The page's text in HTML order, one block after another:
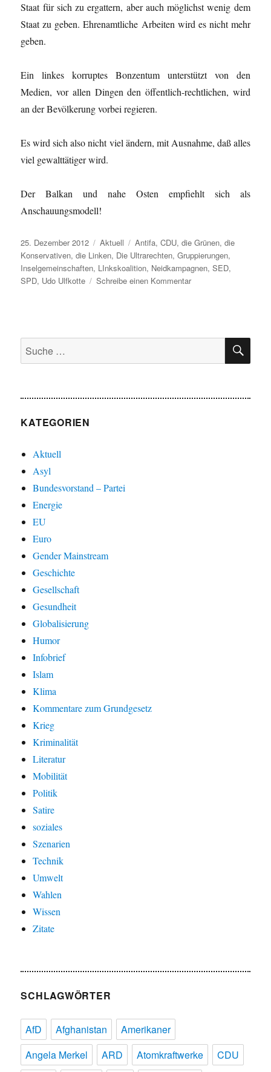
Staat für sich zu ergattern, aber auch möglichst wenig dem
Staat zu geben. Ehrenamtliche Arbeiten wird es nicht mehr
geben.
Ein linkes korruptes Bonzentum unterstützt von den
Medien, vor allen Dingen den öffentlich-rechtlichen, wird
an der Bevölkerung vorbei regieren.
Es wird sich also nicht viel ändern, mit Ausnahme, daß alles
viel gewalttätiger wird.
Der Balkan und nahe Osten empfiehlt sich als
Anschauungsmodell!
Veröffentlicht
am
25. Dezember 2012 Kategorien
Aktuell Schlagwörter
Antifa,CDU,die Grünen,die
Konservativen,die Linken, Die Ultrarechten,Gruppierungen,
Inselgemeinschaften, LInkskoalition, Neidkampagnen,SED,
SPD, Udo Ulfkotte Schreibe einen Kommentarzu
Suche
nach:
KATEGORIEN
Aktuell
Asyl
Bundesvorstand – Partei
Energie
EU
Euro
Gender Mainstream
Geschichte
Gesellschaft
Gesundheit
Globalisierung
Humor
Infobrief
Islam
Klima
Kommentare zum Grundgesetz
Krieg
Kriminalität
Literatur
Mobilität
Politik
Satire
soziales
Szenarien
Technik
Umwelt
Wahlen
Wissen
Zitate
SCHLAGWÖRTER
AfD Afghanistan
Amerikaner
Angela Merkel
ARD Atomkraftwerke
CDU